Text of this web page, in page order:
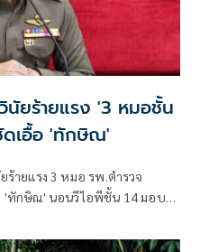
ยร้ายแรง '3 หมอชั้น
เอื้อ 'ทักษิณ'
ายแรง 3 หมอ รพ.ตำรวจ
'ทักษิณ' นอนวีไอพีชั้น 14 มอบ